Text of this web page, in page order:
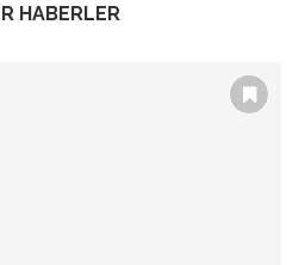
HABERLER